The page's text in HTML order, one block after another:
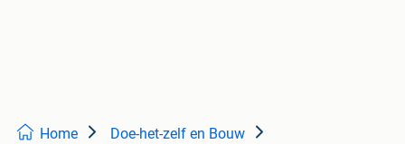
Home Doe-het-zelf en Bouw